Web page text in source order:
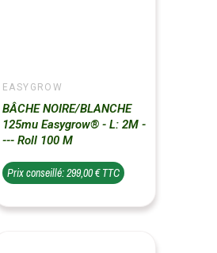
EASYGROW
BÂCHE NOIRE/BLANCHE
125mu Easygrow® - L: 2M -
--- Roll 100 M
Prix conseillé: 299,00 € TTC